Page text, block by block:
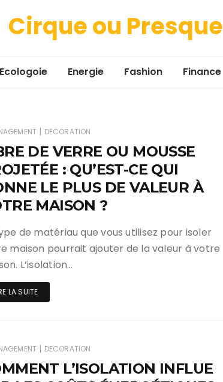
Cirque ou Presque
Ecologoie Energie Fashion Finance
| DECORATION
DE VERRE OU MOUSSE
: QU’EST-CE QUI
LE PLUS DE VALEUR À
MAISON ?
de matériau que vous utilisez pour isoler
maison pourrait ajouter de la valeur à votre
L’isolation…
LA SUITE
| DECORATION
L’ISOLATION INFLUE